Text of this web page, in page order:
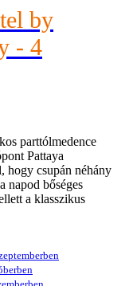
by
- 4
parttólmedence
Pattaya
hogy csupán néhány
napod bőséges
a klasszikus